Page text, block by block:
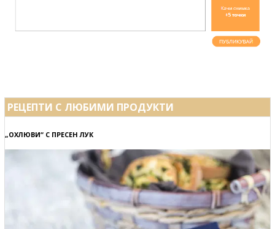
РЕЦЕПТИ С ЛЮБИМИ ПРОДУКТИ
„ОХЛЮВИ“ С ПРЕСЕН ЛУК